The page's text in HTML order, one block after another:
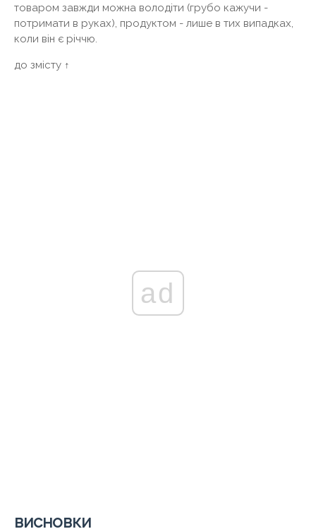
товаром завжди можна володіти (грубо кажучи -
потримати в руках), продуктом - лише в тих випадках,
коли він є річчю.
до змісту ↑
ad
висновки